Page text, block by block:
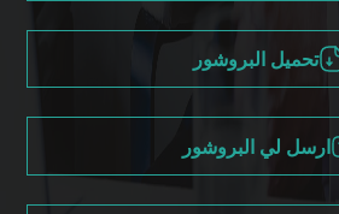
تحميل البروشور
ارسل لي البروشور